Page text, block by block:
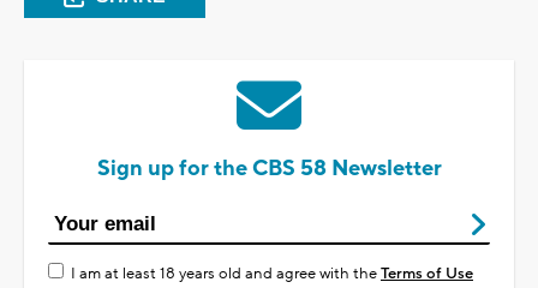
Sign up for the CBS 58 Newsletter
I am at least 18 years old and agree with theTerms of Use